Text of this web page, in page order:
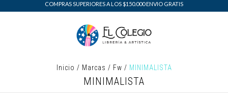
COMPRAS SUPERIORES A LOS $150.000 ENVIO GRATIS
Inicio / Marcas / Fw / MINIMALISTA
MINIMALISTA